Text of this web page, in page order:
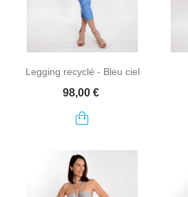
Legging recyclé - Bleu ciel
Prix
98,00 €